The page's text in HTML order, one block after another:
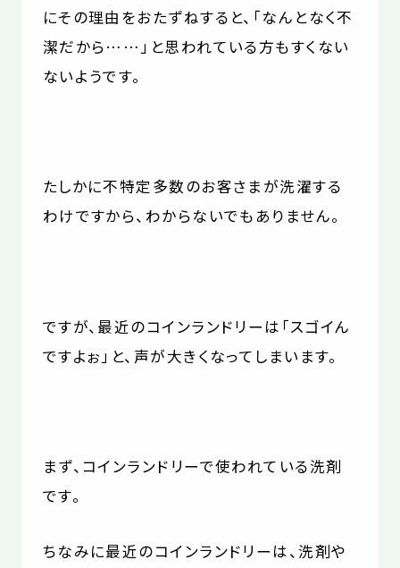
にその理由をおたずねすると、「なんとなく不
潔だから……」と思われている方もすくない
ないようです。
たしかに不特定多数のお客さまが洗濯する
わけですから、わからないでもありません。
ですが、最近のコインランドリーは「スゴイん
ですよぉ」と、声が大きくなってしまいます。
まず、コインランドリーで使われている洗剤
です。
ちなみに最近のコインランドリーは、洗剤や